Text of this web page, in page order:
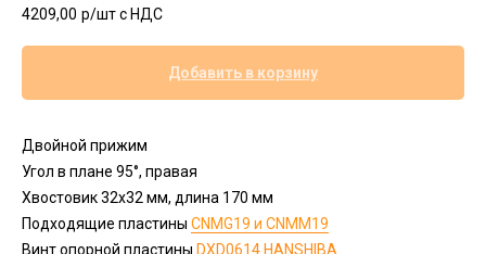
4209,00 р/шт c НДС
Добавить в корзину
Двойной прижим
Угол в плане 95°, правая
Хвостовик 32х32 мм, длина 170 мм
Подходящие пластины CNMG19 и CNMM19
Винт опорной пластины DXD0614 HANSHIBA